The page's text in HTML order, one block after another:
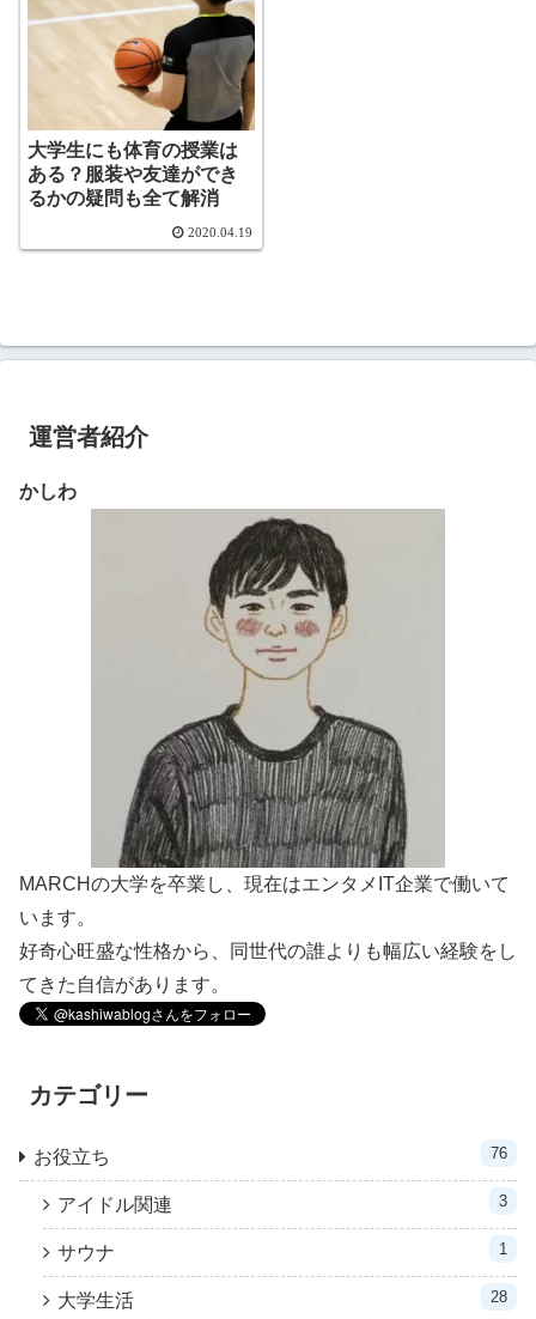
大学生にも体育の授業は
ある？服装や友達ができ
るかの疑問も全て解消
2020.04.19
運営者紹介
かしわ
MARCHの大学を卒業し、現在はエンタメIT企業で働いて
います。
好奇心旺盛な性格から、同世代の誰よりも幅広い経験をし
てきた自信があります。
カテゴリー
お役立ち 76
アイドル関連 3
サウナ 1
大学生活 28